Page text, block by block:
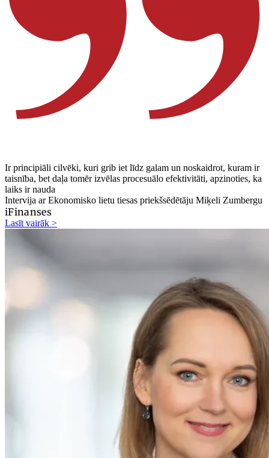
Ir principiāli cilvēki, kuri grib iet līdz galam un noskaidrot, kuram ir
taisnība, bet daļa tomēr izvēlas procesuālo efektivitāti, apzinoties, ka
laiks ir nauda
Intervija ar Ekonomisko lietu tiesas priekšsēdētāju Miķeli Zumbergu
iFinanses
Lasīt vairāk >